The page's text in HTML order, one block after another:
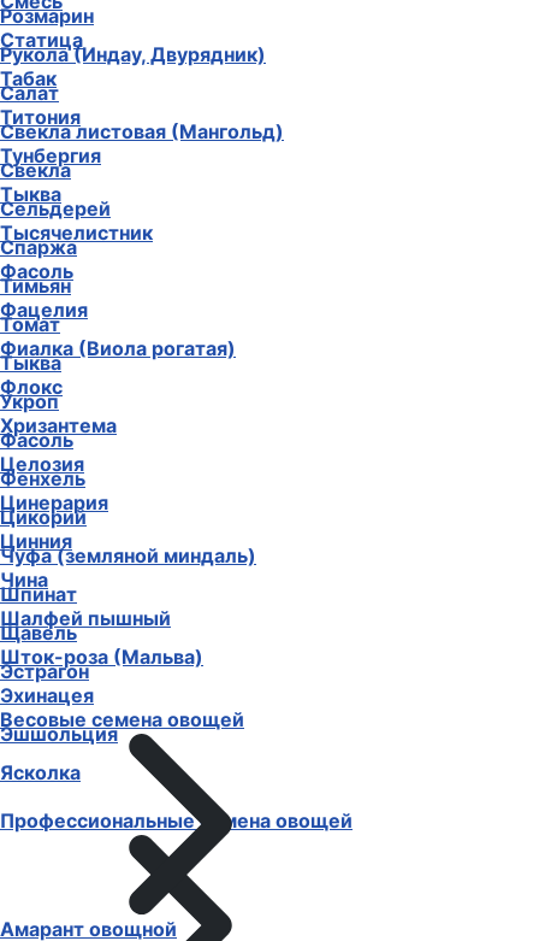
Статица
Табак
Титония
Тунбергия
Тыква
Тысячелистник
Фасоль
Фацелия
Фиалка (Виола рогатая)
Флокс
Хризантема
Целозия
Цинерария
Цинния
Чина
Шалфей пышный
Шток-роза (Мальва)
Эхинацея
Эшшольция
Ясколка
Профессиональные семена овощей
Розмарин
Рукола (Индау, Двурядник)
Салат
Свекла листовая (Мангольд)
Свекла
Сельдерей
Спаржа
Тимьян
Томат
Тыква
Укроп
Фасоль
Фенхель
Цикорий
Чуфа (земляной миндаль)
Шпинат
Щавель
Эстрагон
Весовые семена овощей
Амарант овощной